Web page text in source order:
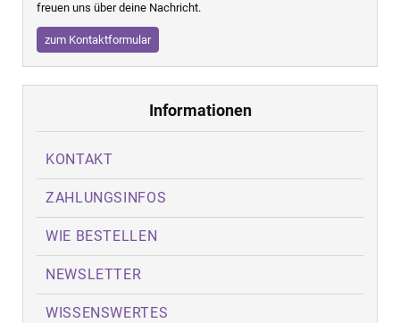
freuen uns über deine Nachricht.
zum Kontaktformular
Informationen
KONTAKT
ZAHLUNGSINFOS
WIE BESTELLEN
NEWSLETTER
WISSENSWERTES